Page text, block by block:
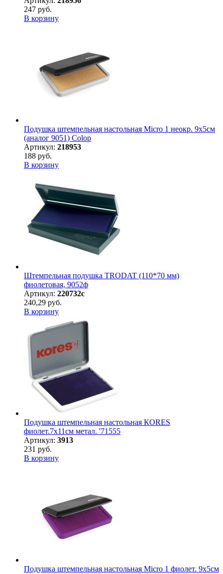
247 руб.
В корзину
Подушка штемпельная настольная Micro 1 неокр. 9х5см
(аналог 9051) Colop
Артикул: 218953
188 руб.
В корзину
Штемпельная подушка TRODAT (110*70 мм)
фиолетовая, 9052ф
Артикул: 220732с
240,29 руб.
В корзину
Подушка штемпельная настольная КORES
фиолет.7х11см метал. '71555
Артикул: 3913
231 руб.
В корзину
Подушка штемпельная настольная Micro 1 фиолет. 9х5см